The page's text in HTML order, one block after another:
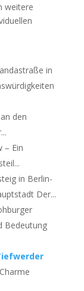
weitere
in
den
– Ein
in Berlin-
Der...
Bedeutung